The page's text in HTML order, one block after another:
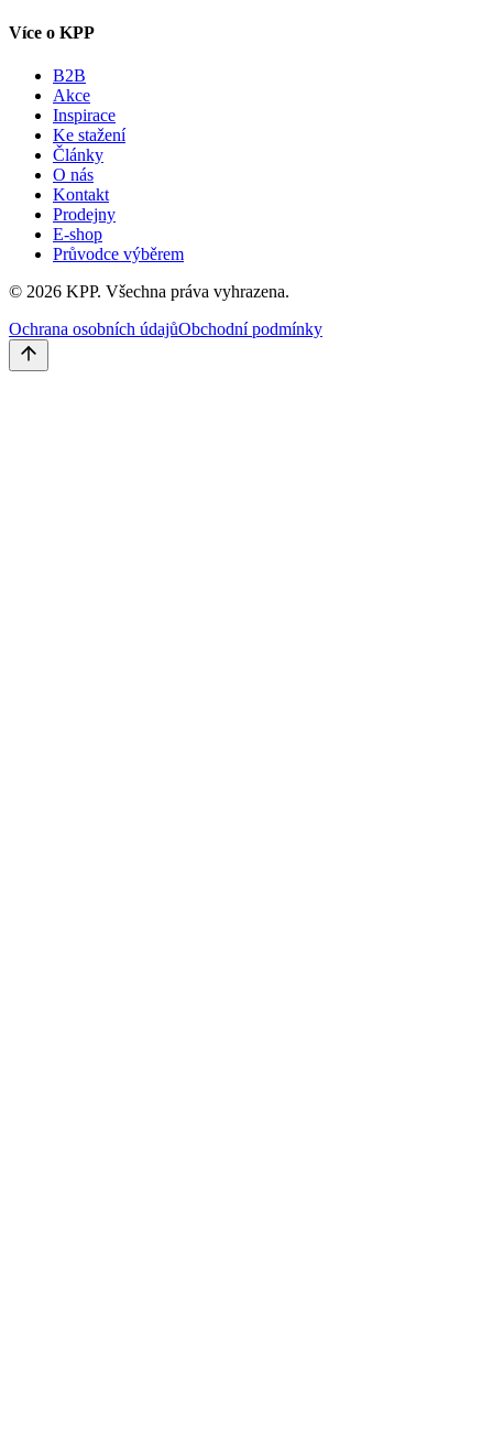
Více o KPP
B2B
Akce
Inspirace
Ke stažení
Články
O nás
Kontakt
Prodejny
E-shop
Průvodce výběrem
© 2026 KPP. Všechna práva vyhrazena.
Ochrana osobních údajůObchodní podmínky